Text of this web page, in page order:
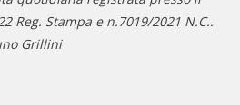
Reg. Stampa e n.7019/2021 N.C..
Grillini